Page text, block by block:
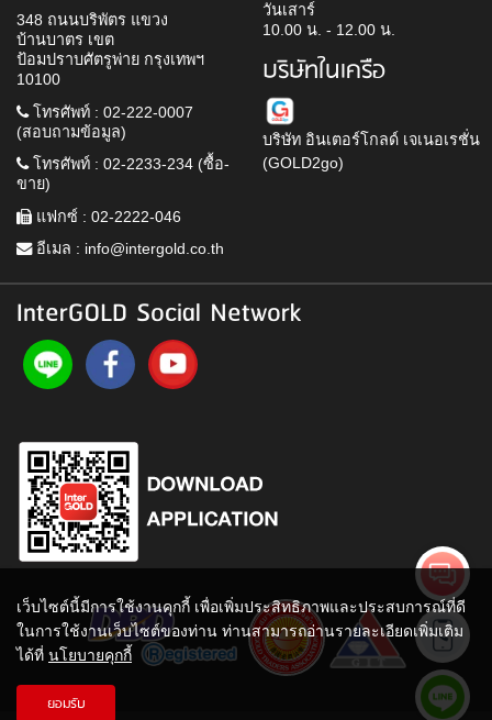
348 ถนนบริพัตร แขวง
บ้านบาตร เขต
ป้อมปราบศัตรูพ่าย กรุงเทพฯ
10100
โทรศัพท์ : 02-222-0007
(สอบถามข้อมูล)
โทรศัพท์ : 02-2233-234 (ซื้อ-
ขาย)
แฟกซ์ : 02-2222-046
อีเมล : info@intergold.co.th
วันเสาร์
10.00 น. - 12.00 น.
บริษัทในเครือ
บริษัท อินเตอร์โกลด์ เจเนอเรชั่น
(GOLD2go)
InterGOLD Social Network
เว็บไซต์นี้มีการใช้งานคุกกี้ เพื่อเพิ่มประสิทธิภาพและประสบการณ์ที่ดี
ในการใช้งานเว็บไซต์ของท่าน ท่านสามารถอ่านรายละเอียดเพิ่มเติม
ได้ที่ นโยบายคุกกี้
ยอมรับ